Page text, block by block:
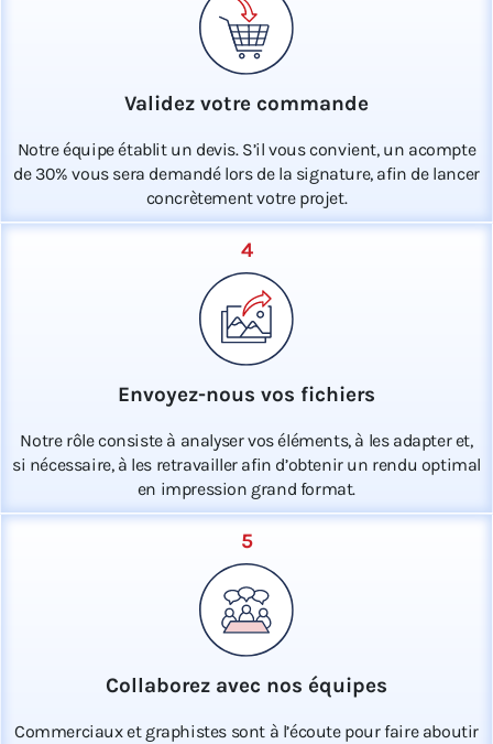
Validez votre commande
Notre équipe établit un devis. S’il vous convient, un acompte
de 30% vous sera demandé lors de la signature, afin de lancer
concrètement votre projet.
4
Envoyez-nous vos fichiers
Notre rôle consiste à analyser vos éléments, à les adapter et,
si nécessaire, à les retravailler afin d’obtenir un rendu optimal
en impression grand format.
5
Collaborez avec nos équipes
Commerciaux et graphistes sont à l’écoute pour faire aboutir